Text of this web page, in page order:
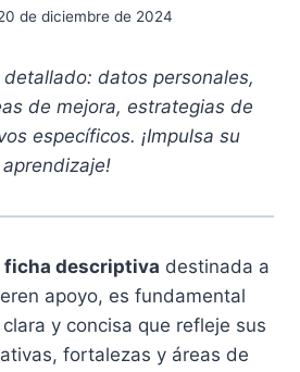
de diciembre de 2024
datos personales,
de mejora, estrategias de
específicos. ¡Impulsa su
aprendizaje!
ficha descriptiva destinada a
apoyo, es fundamental
y concisa que refleje sus
fortalezas y áreas de